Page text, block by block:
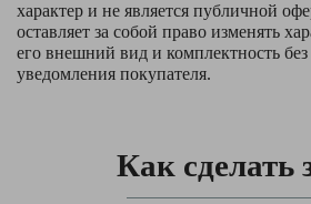
характер и не является публичной
оставляет за собой право изменять
его внешний вид и комплектность
уведомления покупателя.
Как сделать